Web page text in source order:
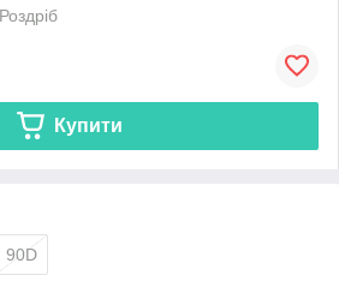
Роздріб
Купити
90D